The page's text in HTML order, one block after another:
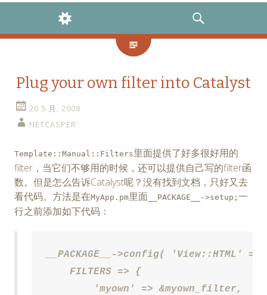
WIDGETS
SEARCH
Plug your own filter into Catalyst
20 5 月, 2008
NETCASPER
Template::Manual::Filters里面提供了好多很好用的
filter，当它们不够用的时候，还可以提供自己写的filter函
数。但是怎么告诉Catalyst呢？没有找到文档，只好又去
看代码。方法是在MyApp.pm里面 __PACKAGE__->setup; 一
行之前添加如下代码：
__PACKAGE__->config( 'View::HTML'
    FILTERS => {
        'myown' => &myown_filter,